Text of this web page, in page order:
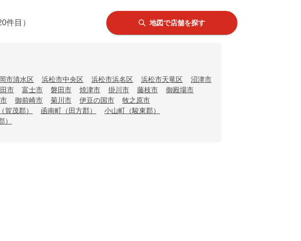
件目） 地図で店舗を探す
市清水区 浜松市中央区 浜松市浜名区 浜松市天竜区
沼津市
市 富士市 磐田市 焼津市 掛川市 藤枝市
御殿場市
御前崎市 菊川市 伊豆の国市
牧之原市
賀茂郡） 函南町（田方郡）
小山町（駿東郡）
）